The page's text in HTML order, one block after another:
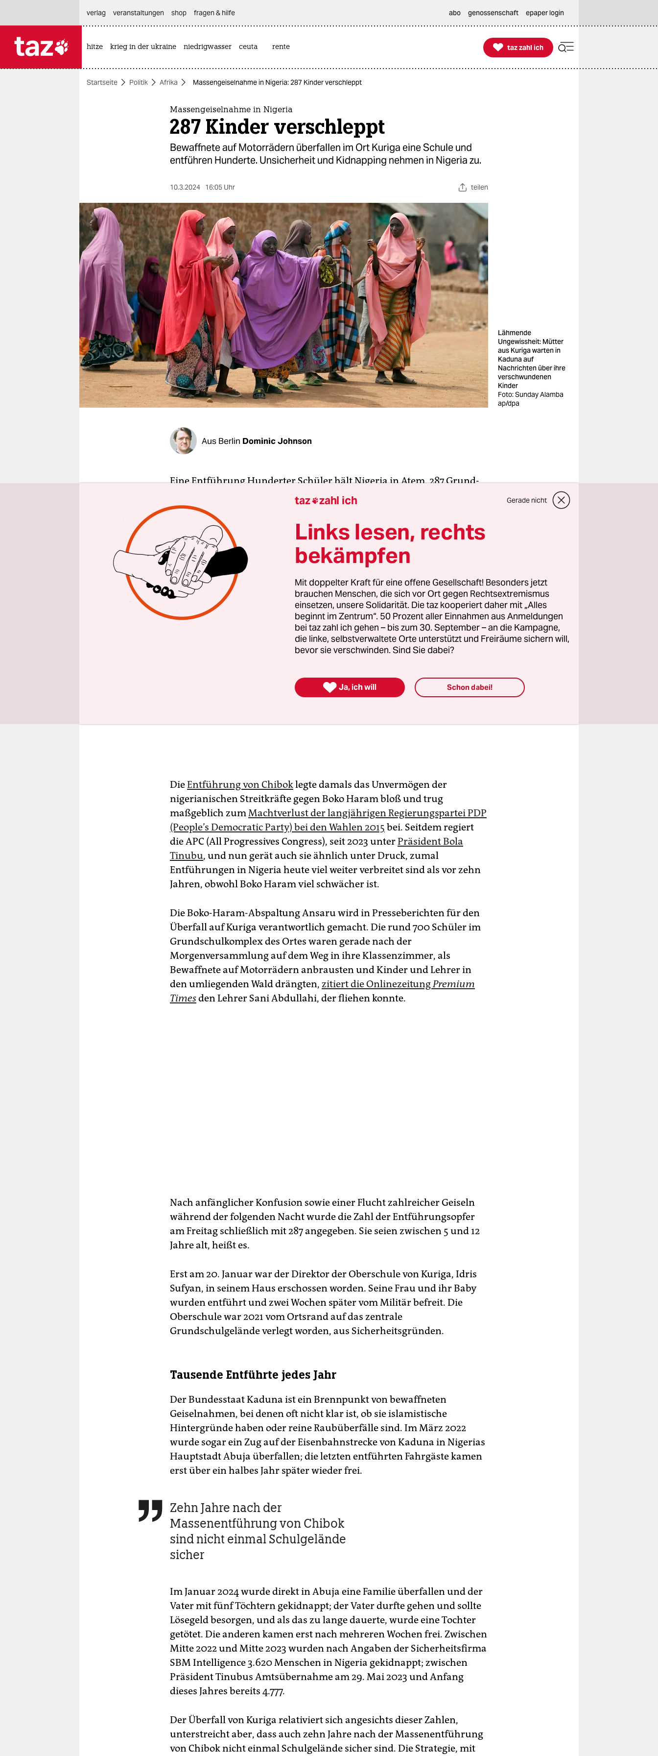
themen
berlin
nord
wahrheit
verlag
verlag
veranstaltungen
shop
fragen & hilfe
unterstützen
abo
verlag
veranstaltungen shop fragen & hilfe abo genossenschaft epaper login
hitze krieg in der ukraine niedrigwasser ceuta rente 
taz zahl ich
taz zahl ich
Startseite Politik Afrika Massengeiselnahme in Nigeria: 287 Kinder verschleppt
Massengeiselnahme in Nigeria
287 Kinder verschleppt
Bewaffnete auf Motorrädern überfallen im Ort Kuriga eine Schule und
entführen Hunderte. Unsicherheit und Kidnapping nehmen in Nigeria zu.
10.3.2024 16:05 Uhr teilen
Lähmende
Ungewissheit: Mütter
aus Kuriga warten in
Kaduna auf
Nachrichten über ihre
verschwundenen
Kinder
Foto: Sunday Alamba
ap/dpa
Aus Berlin Dominic Johnson
Eine Entführung Hunderter Schüler hält Nigeria in Atem. 287 Grund-
und Oberschüler aus dem Ort Kuriga im nördlichen
Kadunasind seit Donnerstag in der Gewalt bewaffneter Kidnapper. Es
ist die größte Massenentführung von Schulkindern in Nigeria seit dem
Überfall auf das nordostnigerianische Dorf Chibok durch die
islamistische Terrorgruppe Boko Haram am 14. April 2014. Damals
wurden 276 Schulmädchen verschleppt – manche sind bis heute
verschwunden, vermutlich in die Terrorgruppe zwangsintegriert.
DieEntführung von Chiboklegte damals das Unvermögen der
nigerianischen Streitkräfte gegen Boko Haram bloß und trug
maßgeblich zumMachtverlust der langjährigen Regierungspartei PDP
(People’s Democratic Party) bei den Wahlen 2015 bei. Seitdem regiert
die APC (All Progressives Congress), seit 2023 unterPräsident Bola
Tinubu, und nun gerät auch sie ähnlich unter Druck, zumal
Entführungen in Nigeria heute viel weiter verbreitet sind als vor zehn
Jahren, obwohl Boko Haram viel schwächer ist.
Die Boko-Haram-Abspaltung Ansaru wird in Presseberichten für den
Überfall auf Kuriga verantwortlich gemacht. Die rund 700 Schüler im
Grundschulkomplex des Ortes waren gerade nach der
Morgenversammlung auf dem Weg in ihre Klassenzimmer, als
Bewaffnete auf Motorrädern anbrausten und Kinder und Lehrer in
den umliegenden Wald drängten, zitiert die OnlinezeitungPremium
Timesden Lehrer Sani Abdullahi, der fliehen konnte.
Nach anfänglicher Konfusion sowie einer Flucht zahlreicher Geiseln
während der folgenden Nacht wurde die Zahl der Entführungsopfer
am Freitag schließlich mit 287 angegeben. Sie seien zwischen 5 und 12
Jahre alt, heißt es.
Erst am 20. Januar war der Direktor der Oberschule von Kuriga, Idris
Sufyan, in seinem Haus erschossen worden. Seine Frau und ihr Baby
wurden entführt und zwei Wochen später vom Militär befreit. Die
Oberschule war 2021 vom Ortsrand auf das zentrale
Grundschulgelände verlegt worden, aus Sicherheitsgründen.
Tausende Entführte jedes Jahr
Der Bundesstaat Kaduna ist ein Brennpunkt von bewaffneten
Geiselnahmen, bei denen oft nicht klar ist, ob sie islamistische
Hintergründe haben oder reine Raubüberfälle sind. Im März 2022
wurde sogar ein Zug auf der Eisenbahnstrecke von Kaduna in Nigerias
Hauptstadt Abuja überfallen; die letzten entführten Fahrgäste kamen
erst über ein halbes Jahr später wieder frei.
 Zehn Jahre nach der
Massenentführung von Chibok
sind nicht einmal Schulgelände
sicher
Im Januar 2024 wurde direkt in Abuja eine Familie überfallen und der
Vater mit fünf Töchtern gekidnappt; der Vater durfte gehen und sollte
Lösegeld besorgen, und als das zu lange dauerte, wurde eine Tochter
getötet. Die anderen kamen erst nach mehreren Wochen frei. Zwischen
Mitte 2022 und Mitte 2023 wurden nach Angaben der Sicherheitsfirma
SBM Intelligence 3.620 Menschen in Nigeria gekidnappt; zwischen
Präsident Tinubus Amtsübernahme am 29. Mai 2023 und Anfang
dieses Jahres bereits 4.777.
Der Überfall von Kuriga relativiert sich angesichts dieser Zahlen,
unterstreicht aber, dass auch zehn Jahre nach der Massenentführung
von Chibok nicht einmal Schulgelände sicher sind. Die Strategie, mit
taz zahl ich Gerade nicht
Links lesen, rechts
bekämpfen
Mit doppelter Kraft für eine offene Gesellschaft! Besonders jetzt
brauchen Menschen, die sich vor Ort gegen Rechtsextremismus
einsetzen, unsere Solidarität. Die taz kooperiert daher mit „Alles
beginnt im Zentrum“. 50 Prozent aller Einnahmen aus Anmeldungen
bei taz zahl ich gehen – bis zum 30. September – an die Kampagne,
die linke, selbstverwaltete Orte unterstützt und Freiräume sichern will,
bevor sie verschwinden. Sind Sie dabei?
 Ja, ich will Schon dabei!